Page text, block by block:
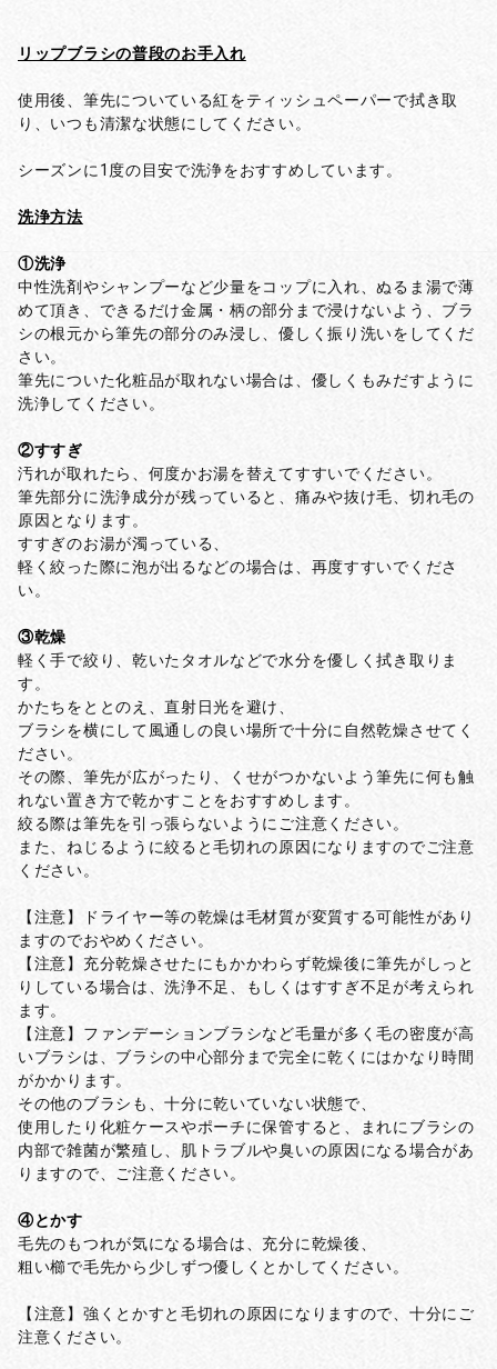
リップブラシの普段のお手入れ
使用後、筆先についている紅をティッシュペーパーで拭き取
り、いつも清潔な状態にしてください。
シーズンに1度の目安で洗浄をおすすめしています。
洗浄方法
①洗浄
中性洗剤やシャンプーなど少量をコップに入れ、ぬるま湯で薄
めて頂き、できるだけ金属・柄の部分まで浸けないよう、ブラ
シの根元から筆先の部分のみ浸し、優しく振り洗いをしてくだ
さい。
筆先についた化粧品が取れない場合は、優しくもみだすように
洗浄してください。
②すすぎ
汚れが取れたら、何度かお湯を替えてすすいでください。
筆先部分に洗浄成分が残っていると、痛みや抜け毛、切れ毛の
原因となります。
すすぎのお湯が濁っている、
軽く絞った際に泡が出るなどの場合は、再度すすいでくださ
い。
③乾燥
軽く手で絞り、乾いたタオルなどで水分を優しく拭き取りま
す。
かたちをととのえ、直射日光を避け、
ブラシを横にして風通しの良い場所で十分に自然乾燥させてく
ださい。
その際、筆先が広がったり、くせがつかないよう筆先に何も触
れない置き方で乾かすことをおすすめします。
絞る際は筆先を引っ張らないようにご注意ください。
また、ねじるように絞ると毛切れの原因になりますのでご注意
ください。
【注意】ドライヤー等の乾燥は毛材質が変質する可能性があり
ますのでおやめください。
【注意】充分乾燥させたにもかかわらず乾燥後に筆先がしっと
りしている場合は、洗浄不足、もしくはすすぎ不足が考えられ
ます。
【注意】ファンデーションブラシなど毛量が多く毛の密度が高
いブラシは、ブラシの中心部分まで完全に乾くにはかなり時間
がかかります。
その他のブラシも、十分に乾いていない状態で、
使用したり化粧ケースやポーチに保管すると、まれにブラシの
内部で雑菌が繁殖し、肌トラブルや臭いの原因になる場合があ
りますので、ご注意ください。
④とかす
毛先のもつれが気になる場合は、充分に乾燥後、
粗い櫛で毛先から少しずつ優しくとかしてください。
【注意】強くとかすと毛切れの原因になりますので、十分にご
注意ください。